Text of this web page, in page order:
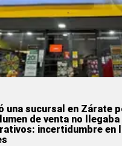
una sucursal en Zárate
de venta no
incertidumbre en